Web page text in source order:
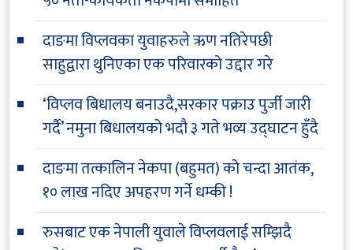
दाङमा विप्लवका युवाहरुले ऋण नतिरेपछी
साहुद्वारा थुनिएका एक परिवारको उद्दार गरे
‘विप्लव बिधालय बनाउदै,सरकार पक्राउ पुर्जी जारी
गर्दै’ नमुना बिधालयको भदौ ३ गते भव्य उद्घाटन हुँदै
दाङमा तत्कालिन नेकपा (बहुमत) को चन्दा आतंक,
१० लाख नदिए अपहरण गर्ने धम्की !
रुसबाट एक नेपाली युवाले विप्लवलाई सम्झिदै